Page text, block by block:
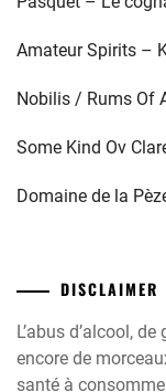
Amateur Spirits –
Nobilis / Rums Of
Some Kind Ov
Domaine de la
DISCLAIMER
L’abus d’alcool,
encore de
santé à